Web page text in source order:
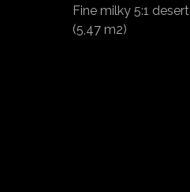
Fine milky 5:1 desert
(5,47 m2)